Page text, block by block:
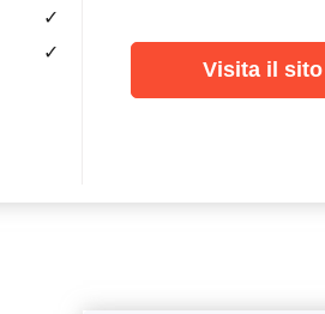
✓
✓
Visita il sito